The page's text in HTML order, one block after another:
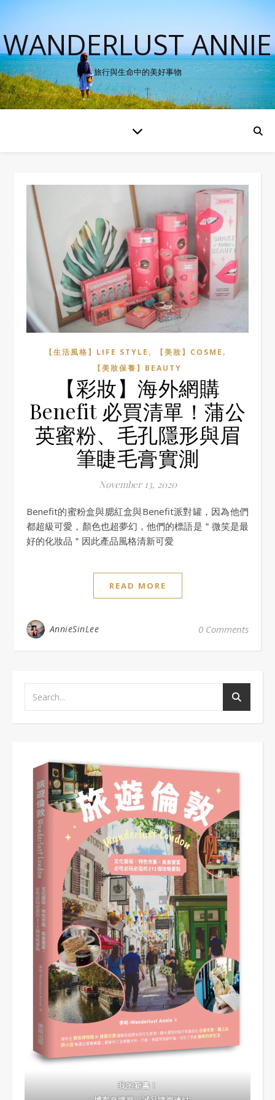
WANDERLUST ANNIE
旅行與生命中的美好事物
【生活風格】LIFE STYLE , 【美妝】COSME ,
【美妝保養】BEAUTY
【彩妝】海外網購
Benefit 必買清單！蒲公
英蜜粉、毛孔隱形與眉
筆睫毛膏實測
November 13, 2020
Benefit的蜜粉盒與腮紅盒與Benefit派對罐，因為他們
都超級可愛，顏色也超夢幻，他們的標語是＂微笑是最
好的化妝品＂因此產品風格清新可愛
READ MORE
AnnieSinLee 0 Comments
我的新書！